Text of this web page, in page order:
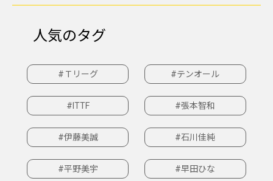
人気のタグ
#Ｔリーグ #テンオール
#ITTF #張本智和
#伊藤美誠 #石川佳純
#平野美宇 #早田ひな